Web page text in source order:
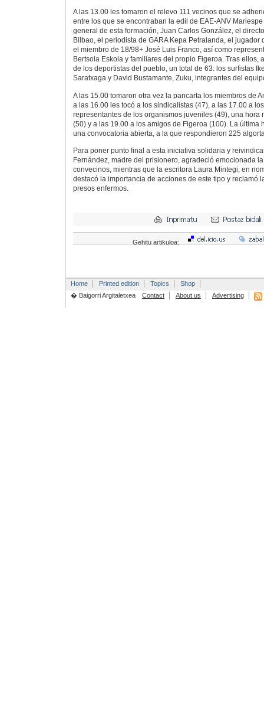
A las 13.00 les tomaron el relevo 111 vecinos que se
entre los que se encontraban la edil de EAE-ANV
general de esta formación, Juan Carlos González, el
Bilbao, el periodista de GARA Kepa Petralanda, el jugador
el miembro de 18/98+ José Luis Franco, así como
Bertsola Eskola y familiares del propio Figeroa. Tras ellos,
de los deportistas del pueblo, un total de 63: los surfistas
Saratxaga y David Bustamante, Zuku, integrantes del
A las 15.00 tomaron otra vez la pancarta los miembros de
a las 16.00 les tocó a los sindicalistas (47), a las 17.00 a
representantes de los organismos juveniles (49), una hora
(50) y a las 19.00 a los amigos de Figeroa (100). La última
una convocatoria abierta, a la que respondieron 225
Para poner punto final a esta iniciativa solidaria y
Fernández, madre del prisionero, agradeció emocionada
convecinos, mientras que la escritora Laura Mintegi, en
destacó la importancia de acciones de este tipo y reclamó
presos enfermos.
Gehitu artikuloa:
Home Printed edition Topics
Shop
� Baigorri Argitaletxea
Contact About us Advertising